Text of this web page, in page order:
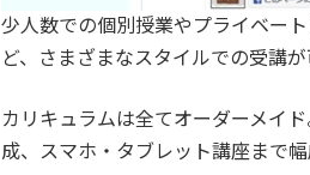
少人数での個別授業やプライベー
ど、さまざまなスタイルでの受講
カリキュラムは全てオーダーメイ
成、スマホ・タブレット講座まで幅